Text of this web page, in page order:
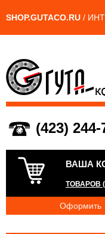
SHOP.GUTACO.RU /
(423) 244-
ВАША
ТОВАРОВ
Оформить